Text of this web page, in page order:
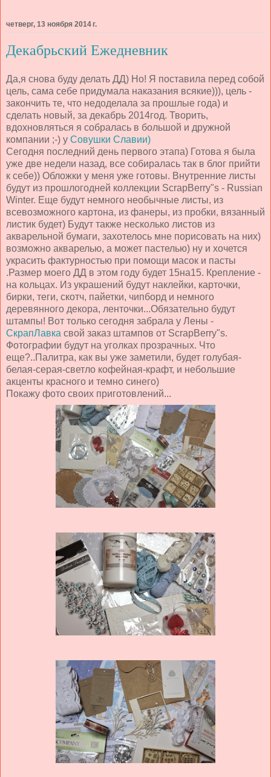
четверг, 13 ноября 2014 г.
Декабрьский Ежедневник
Да,я снова буду делать ДД) Но! Я поставила перед собой
цель, сама себе придумала наказания всякие))), цель -
закончить те, что недоделала за прошлые года) и
сделать новый, за декабрь 2014год. Творить,
вдохновляться я собралась в большой и дружной
компании ;-) у Совушки Славии)
Сегодня последний день первого этапа) Готова я была
уже две недели назад, все собиралась так в блог прийти
к себе)) Обложки у меня уже готовы. Внутренние листы
будут из прошлогодней коллекции ScrapBerry"s - Russian
Winter. Еще будут немного необычные листы, из
всевозможного картона, из фанеры, из пробки, вязанный
листик будет) Будут также несколько листов из
акварельной бумаги, захотелось мне порисовать на них)
возможно акварелью, а может пастелью) ну и хочется
украсить фактурностью при помощи масок и пасты
.Размер моего ДД в этом году будет 15на15. Крепление -
на кольцах. Из украшений будут наклейки, карточки,
бирки, теги, скотч, пайетки, чипборд и немного
деревянного декора, ленточки...Обязательно будут
штампы! Вот только сегодня забрала у Лены -
СкрапЛавка свой заказ штампов от ScrapBerry"s.
Фотографии будут на уголках прозрачных. Что
еще?..Палитра, как вы уже заметили, будет голубая-
белая-серая-светло кофейная-крафт, и небольшие
акценты красного и темно синего)
Покажу фото своих приготовлений...